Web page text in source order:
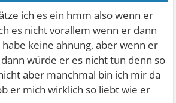
ich es ein hmm also wenn er
es nicht vorallem wenn er dann
keine ahnung, aber wenn er
würde er es nicht tun denn so
aber manchmal bin ich mir da
er mich wirklich so liebt wie er